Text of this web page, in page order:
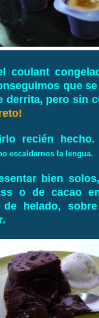
coulant
que
derrita, pero sin
recién hecho.
escaldarnos la lengua.
bien
o de cacao
de helado,